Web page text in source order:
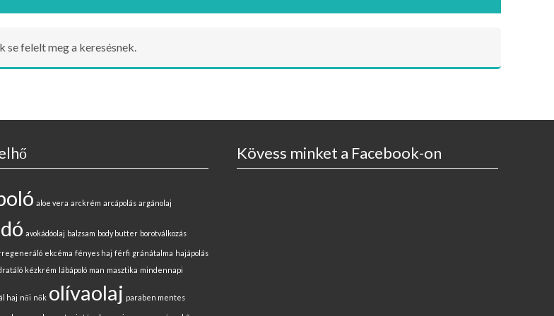
se felelt meg a keresésnek.
aloe vera arckrém arcápolás argánolaj
avokádóolaj balzsam body butter borotválkozás
ekcéma fényes haj férfi gránátalma hajápolás
kézkrém lábápoló man masztika mindennapi
haj női nők olívaolaj paraben mentes
Kövess minket a Facebook-on